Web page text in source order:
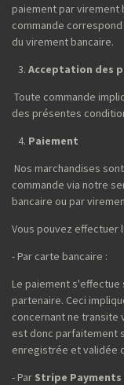
paiement par virement
commande
du virement bancaire.
Acceptation des
Toute commande
des présentes
Paiement
Nos marchandises
commande via notre
bancaire ou par
Vous pouvez effectuer
- Par carte bancaire :
Le paiement
partenaire. Ceci
concernant ne transite
est donc parfaitement
enregistrée et validée
- Par Stripe Payments